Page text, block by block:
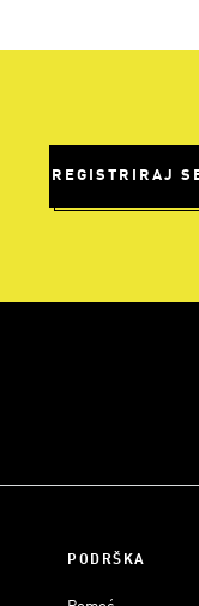
REGISTRIRAJ
PODRŠKA